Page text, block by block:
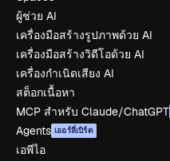
ผู้ช่วย AI
เครื่องมือสร้างรูปภาพด้วย AI
เครื่องมือสร้างวิดีโอด้วย AI
เครื่องกำเนิดเสียง AI
สต็อกเนื้อหา
MCP สำหรับ Claude/ChatGPT
Agents เออร์ลี่เบิร์ด
เอพีไอ